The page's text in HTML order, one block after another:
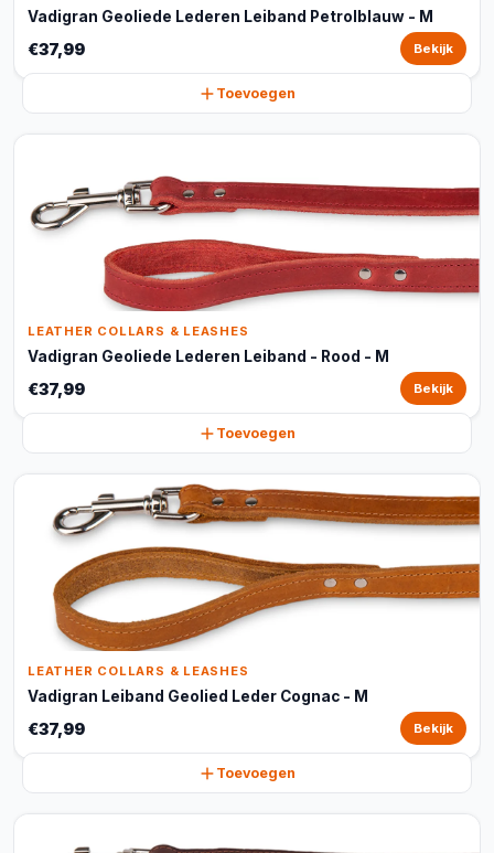
Vadigran Geoliede Lederen Leiband Petrolblauw - M
€37,99 Bekijk
Toevoegen
LEATHER COLLARS & LEASHES
Vadigran Geoliede Lederen Leiband - Rood - M
€37,99 Bekijk
Toevoegen
LEATHER COLLARS & LEASHES
Vadigran Leiband Geolied Leder Cognac - M
€37,99 Bekijk
Toevoegen